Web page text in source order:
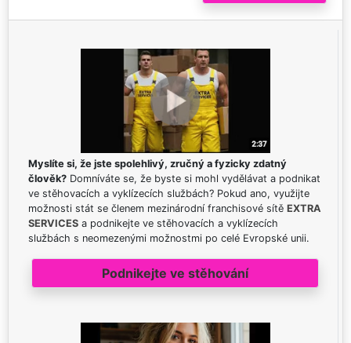
Myslíte si, že jste spolehlivý, zručný a fyzicky zdatný
člověk? Domníváte se, že byste si mohl vydělávat a podnikat
ve stěhovacích a vyklízecích službách? Pokud ano, využijte
možnosti stát se členem mezinárodní franchisové sítě EXTRA
SERVICES a podnikejte ve stěhovacích a vyklízecích
službách s neomezenými možnostmi po celé Evropské unii.
Podnikejte ve stěhování